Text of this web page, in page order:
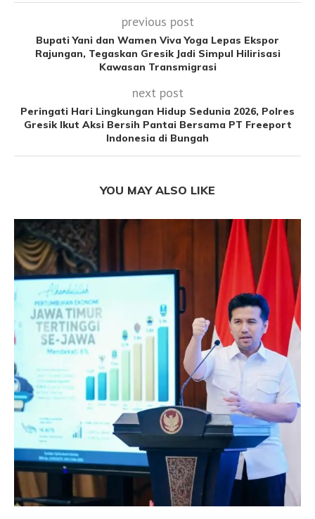
previous post
Bupati Yani dan Wamen Viva Yoga Lepas Ekspor
Rajungan, Tegaskan Gresik Jadi Simpul Hilirisasi
Kawasan Transmigrasi
next post
Peringati Hari Lingkungan Hidup Sedunia 2026, Polres
Gresik Ikut Aksi Bersih Pantai Bersama PT Freeport
Indonesia di Bungah
YOU MAY ALSO LIKE